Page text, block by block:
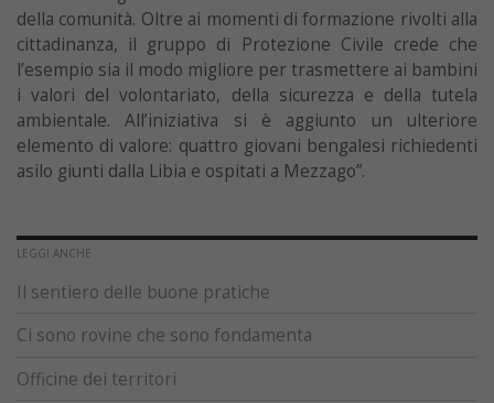
della comunità. Oltre ai momenti di formazione rivolti alla
cittadinanza, il gruppo di Protezione Civile crede che
l’esempio sia il modo migliore per trasmettere ai bambini
i valori del volontariato, della sicurezza e della tutela
ambientale. All’iniziativa si è aggiunto un ulteriore
elemento di valore: quattro giovani bengalesi richiedenti
asilo giunti dalla Libia e ospitati a Mezzago”.
LEGGI ANCHE
Il sentiero delle buone pratiche
Ci sono rovine che sono fondamenta
Officine dei territori